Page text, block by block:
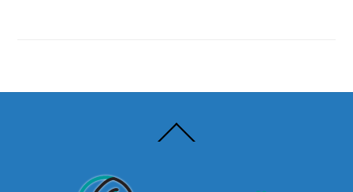
To